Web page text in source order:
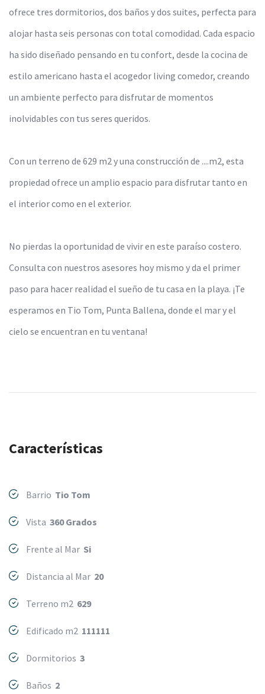
ofrece tres dormitorios, dos baños y dos suites, perfecta para
alojar hasta seis personas con total comodidad. Cada espacio
ha sido diseñado pensando en tu confort, desde la cocina de
estilo americano hasta el acogedor living comedor, creando
un ambiente perfecto para disfrutar de momentos
inolvidables con tus seres queridos.
Con un terreno de 629 m2 y una construcción de ....m2, esta
propiedad ofrece un amplio espacio para disfrutar tanto en
el interior como en el exterior.
No pierdas la oportunidad de vivir en este paraíso costero.
Consulta con nuestros asesores hoy mismo y da el primer
paso para hacer realidad el sueño de tu casa en la playa. ¡Te
esperamos en Tio Tom, Punta Ballena, donde el mar y el
cielo se encuentran en tu ventana!
Características
Barrio Tio Tom
Vista 360 Grados
Frente al Mar Si
Distancia al Mar 20
Terreno m2 629
Edificado m2 111111
Dormitorios 3
Baños 2